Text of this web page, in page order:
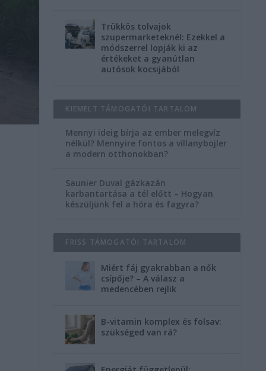
Trükkös tolvajok
szupermarketeknél: Ezekkel a
módszerrel lopják ki az
értékeket a gyanútlan
autósok kocsijából
KIEMELT TÁMOGATÓI TARTALOM
Mennyi ideig bírja az ember melegvíz
nélkül? Mennyire fontos a villanybojler
a modern otthonokban?
Saunier Duval gázkazán
karbantartása a tél előtt – Hogyan
készüljünk fel a hóra és fagyra?
FRISS TÁMOGATÓI TARTALOM
Miért fáj gyakrabban a nők
csípője? – A válasz a
medencében rejlik
B-vitamin komplex és folsav:
szükséged van rá?